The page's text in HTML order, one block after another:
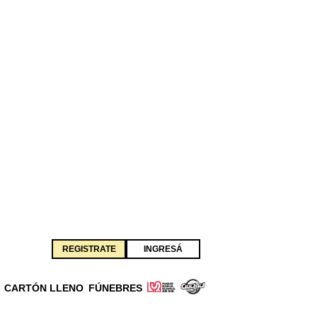
REGISTRATE INGRESÁ
CARTÓN LLENO FÚNEBRES